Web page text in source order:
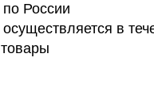
России
осуществляется в